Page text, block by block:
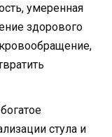
умеренная
здорового
стула и